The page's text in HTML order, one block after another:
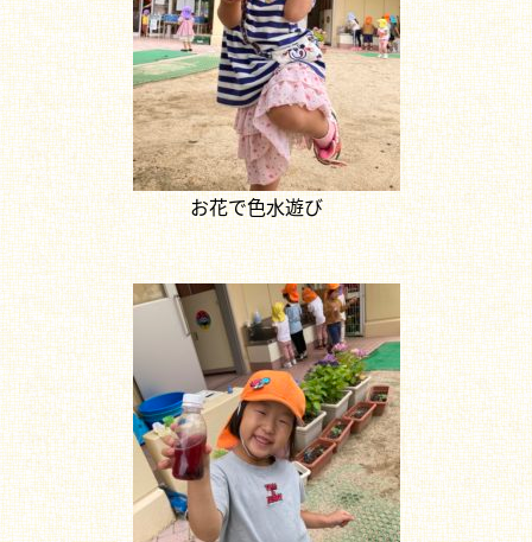
お花で色水遊び